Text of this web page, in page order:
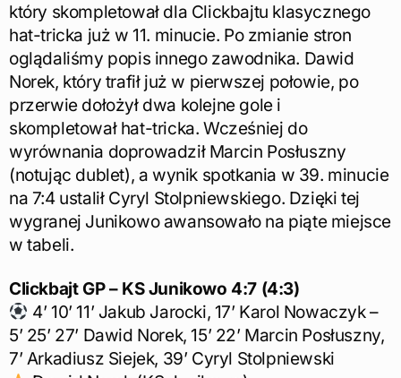
który skompletował dla Clickbajtu klasycznego
hat-tricka już w 11. minucie. Po zmianie stron
oglądaliśmy popis innego zawodnika. Dawid
Norek, który trafił już w pierwszej połowie, po
przerwie dołożył dwa kolejne gole i
skompletował hat-tricka. Wcześniej do
wyrównania doprowadził Marcin Posłuszny
(notując dublet), a wynik spotkania w 39. minucie
na 7:4 ustalił Cyryl Stolpniewskiego. Dzięki tej
wygranej Junikowo awansowało na piąte miejsce
w tabeli.
Clickbajt GP – KS Junikowo 4:7 (4:3)
4’ 10’ 11’ Jakub Jarocki, 17’ Karol Nowaczyk –
5’ 25’ 27’ Dawid Norek, 15’ 22’ Marcin Posłuszny,
7’ Arkadiusz Siejek, 39’ Cyryl Stolpniewski